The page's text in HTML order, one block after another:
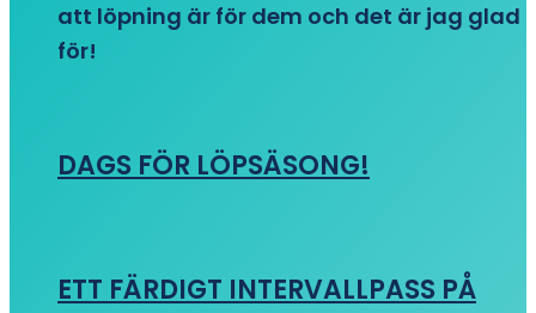
att löpning är för dem och det är jag glad
för!
DAGS FÖR LÖPSÄSONG!
ETT FÄRDIGT INTERVALLPASS PÅ